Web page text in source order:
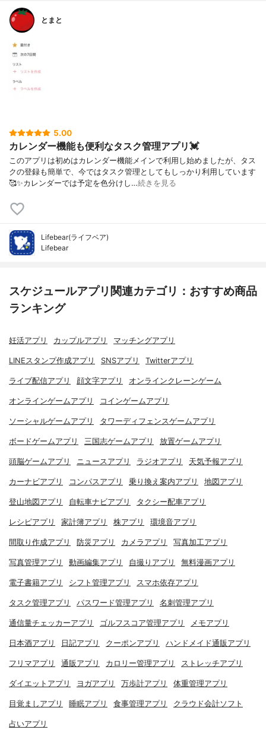
とまと
5.00
カレンダー機能も便利なタスク管理アプリ💓
このアプリは初めはカレンダー機能メインで利用し始めましたが、タス
クの登録も簡単で、今ではタスク管理としてもしっかり利用しています
🥰✨カレンダーでは予定を色分けし…続きを見る
Lifebear(ライフベア)
Lifebear
スケジュールアプリ関連カテゴリ：おすすめ商品
ランキング
妊活アプリ カップルアプリ マッチングアプリ
LINEスタンプ作成アプリ SNSアプリ Twitterアプリ
ライブ配信アプリ 顔文字アプリ オンラインクレーンゲーム
オンラインゲームアプリ コインゲームアプリ
ソーシャルゲームアプリ タワーディフェンスゲームアプリ
ボードゲームアプリ 三国志ゲームアプリ 放置ゲームアプリ
頭脳ゲームアプリ ニュースアプリ ラジオアプリ 天気予報アプリ
カーナビアプリ コンパスアプリ 乗り換え案内アプリ 地図アプリ
登山地図アプリ 自転車ナビアプリ タクシー配車アプリ
レシピアプリ 家計簿アプリ 株アプリ 環境音アプリ
間取り作成アプリ 防災アプリ カメラアプリ 写真加工アプリ
写真管理アプリ 動画編集アプリ 自撮りアプリ 無料漫画アプリ
電子書籍アプリ シフト管理アプリ スマホ依存アプリ
タスク管理アプリ パスワード管理アプリ 名刺管理アプリ
通信量チェッカーアプリ ゴルフスコア管理アプリ メモアプリ
日本酒アプリ 日記アプリ クーポンアプリ ハンドメイド通販アプリ
フリマアプリ 通販アプリ カロリー管理アプリ ストレッチアプリ
ダイエットアプリ ヨガアプリ 万歩計アプリ 体重管理アプリ
目覚ましアプリ 睡眠アプリ 食事管理アプリ クラウド会計ソフト
占いアプリ